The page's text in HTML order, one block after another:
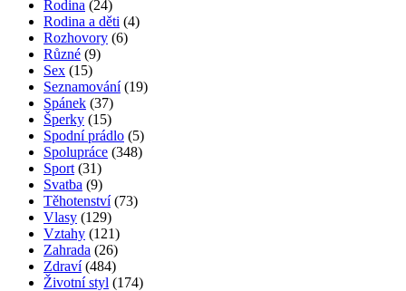
Rodina (24)
Rodina a děti (4)
Rozhovory (6)
Různé (9)
Sex (15)
Seznamování(19)
Spánek (37)
Šperky (15)
Spodní prádlo (5)
Spolupráce (348)
Sport (31)
Svatba (9)
Těhotenství(73)
Vlasy (129)
Vztahy (121)
Zahrada (26)
Zdraví(484)
Životní styl (174)